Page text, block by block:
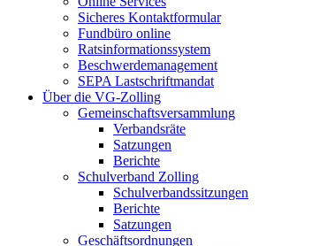
Sicheres Kontaktformular
Fundbüro online
Ratsinformationssystem
Beschwerdemanagement
SEPA Lastschriftmandat
Über die VG-Zolling
Gemeinschaftsversammlung
Verbandsräte
Satzungen
Berichte
Schulverband Zolling
Schulverbandssitzungen
Berichte
Satzungen
Geschäftsordnungen